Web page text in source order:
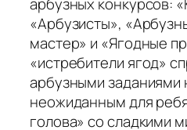
«Арбузисты»,
мастер» и «Ягодные
«истребители ягод»
арбузными заданиями
неожиданным для
голова» со сладкими